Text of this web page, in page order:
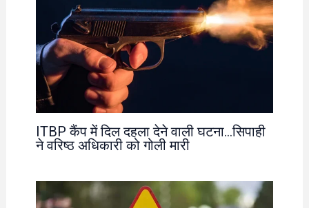
ITBP कैंप में दिल दहला देने वाली घटना…सिपाही
ने वरिष्ठ अधिकारी को गोली मारी